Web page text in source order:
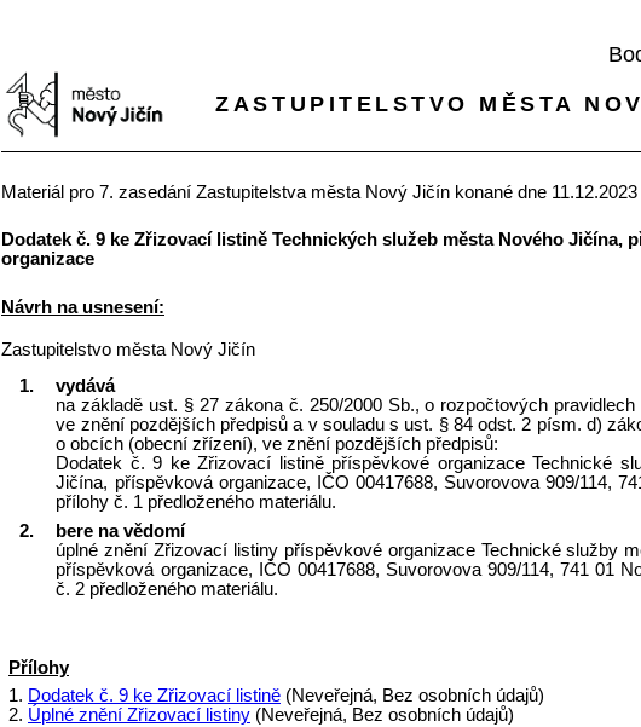
ZASTUPITELSTVO MĚSTA
Materiál pro 7. zasedání Zastupitelstva města Nový Jičín konané dne 11.12.2023
Dodatek č. 9 ke Zřizovací listině Technických služeb města Nového Jičína,
organizace
Návrh na usnesení:
Zastupitelstvo města Nový Jičín
1.
vydává
na základě ust. § 27 zákona č. 250/2000 Sb., o rozpočtových
ve znění pozdějších předpisů a v souladu s ust. § 84 odst. 2 písm. d)
o obcích (obecní zřízení), ve znění pozdějších předpisů:
Dodatek č. 9 ke Zřizovací listině příspěvkové organizace Technické
Jičína, příspěvková organizace, IČO 00417688, Suvorovova 909/114,
přílohy č. 1 předloženého materiálu.
2.
bere na vědomí
úplné znění Zřizovací listiny příspěvkové organizace Technické služby
příspěvková organizace, IČO 00417688, Suvorovova 909/114, 741 01
č. 2 předloženého materiálu.
Přílohy
1. Dodatek č. 9 ke Zřizovací listině (Neveřejná, Bez osobních údajů)
2. Úplné znění Zřizovací listiny (Neveřejná, Bez osobních údajů)